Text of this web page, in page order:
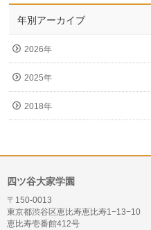
年別アーカイブ
2026年
2025年
2018年
四ツ谷大家学園
〒150-0013
東京都渋谷区恵比寿恵比寿1−13−10
恵比寿壱番館412号